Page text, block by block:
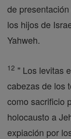
de
los hijos de
Yahweh.
12 " Los levitas
cabezas de los
como sacrificio
holocausto a
expiación por